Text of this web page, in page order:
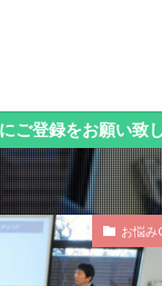
相談会
相談会
相談会
金
法します。
お悩み